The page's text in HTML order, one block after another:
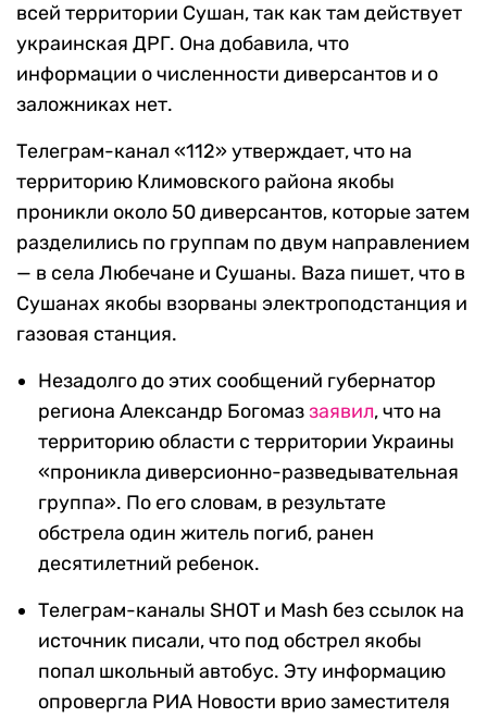
всей территории Сушан, так как там действует
украинская ДРГ. Она добавила, что
информации о численности диверсантов и о
заложниках нет.
Телеграм-канал «112» утверждает, что на
территорию Климовского района якобы
проникли около 50 диверсантов, которые затем
разделились по группам по двум направлением
— в села Любечане и Сушаны. Baza пишет, что в
Сушанах якобы взорваны электроподстанция и
газовая станция.
Незадолго до этих сообщений губернатор
региона Александр Богомаззаявил, что на
территорию области с территории Украины
«проникла диверсионно-разведывательная
группа». По его словам, в результате
обстрела один житель погиб, ранен
десятилетний ребенок.
Телеграм-каналы SHOT и Mash без ссылок на
источник писали, что под обстрел якобы
попал школьный автобус. Эту информацию
опровергла РИА Новости врио заместителя